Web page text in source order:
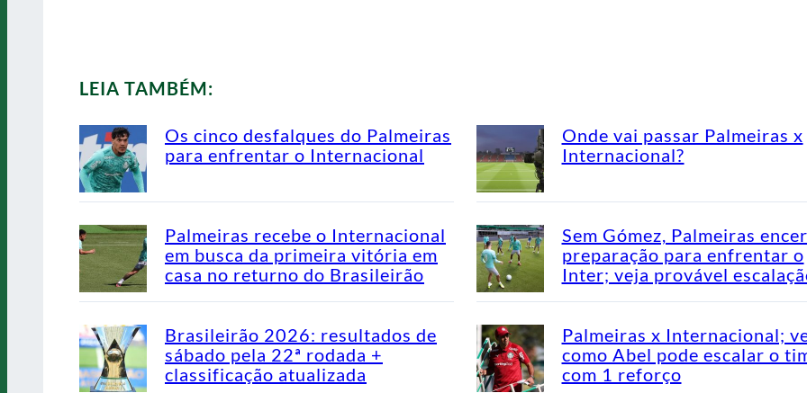
LEIA TAMBÉM:
Os cinco desfalques do Palmeiras
para enfrentar o Internacional
Onde vai passar Palmeiras x
Internacional?
Palmeiras recebe o Internacional
em busca da primeira vitória em
casa no returno do Brasileirão
Sem Gómez, Palmeiras
preparação para enfrentar o
Inter; veja provável
Brasileirão 2026: resultados de
sábado pela 22ª rodada +
classificação atualizada
Palmeiras x Internacional;
como Abel pode escalar o
com 1 reforço